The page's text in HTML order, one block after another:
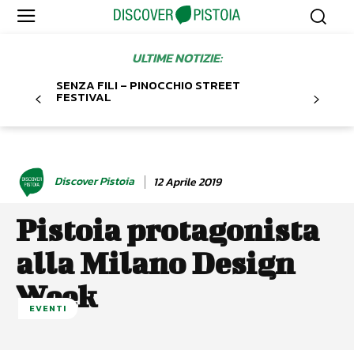
ULTIME NOTIZIE:
SENZA FILI – PINOCCHIO STREET
FESTIVAL
Discover Pistoia 12 Aprile 2019
Pistoia protagonista
alla Milano Design
Week
EVENTI